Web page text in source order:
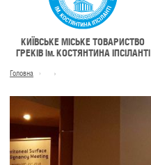
КИЇВСЬКЕ МІСЬКЕ ТОВАРИСТВО
ГРЕКІВім.КОСТЯНТИНА ІПСІЛАНТІ
Головна